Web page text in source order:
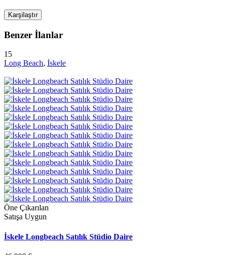
Karşilaştır
Benzer İlanlar
15
Long Beach, İskele
Öne Çıkarılan
Satışa Uygun
İskele Longbeach Satılık Stüdio Daire